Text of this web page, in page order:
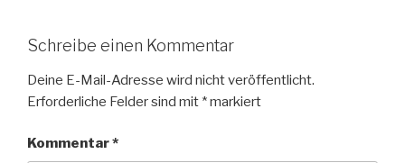
Schreibe einen Kommentar
Deine E-Mail-Adresse wird nicht veröffentlicht.
Erforderliche Felder sind mit *markiert
Kommentar*